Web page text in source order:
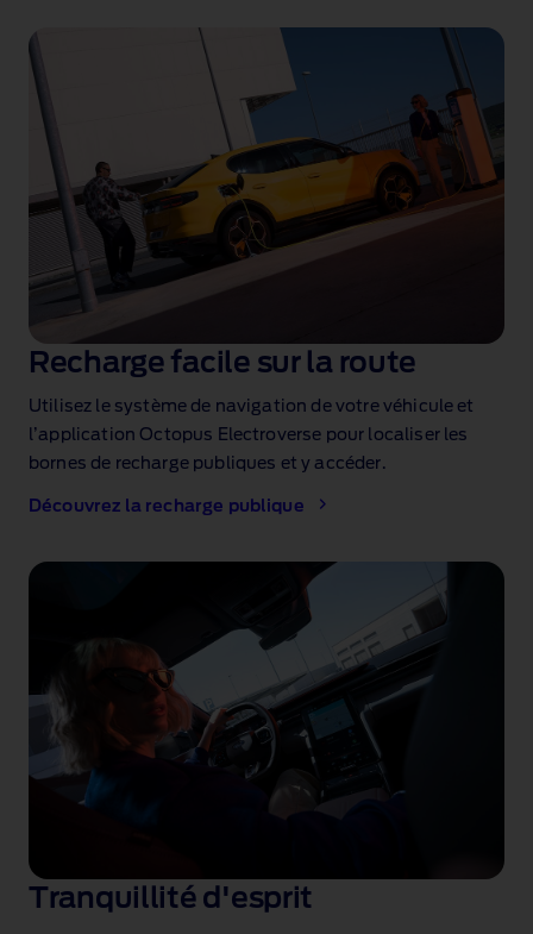
Recharge facile sur la route
Utilisez le système de navigation de votre véhicule et
l’application Octopus Electroverse pour localiser les
bornes de recharge publiques et y accéder.
Découvrez la recharge publique
Tranquillité d'esprit